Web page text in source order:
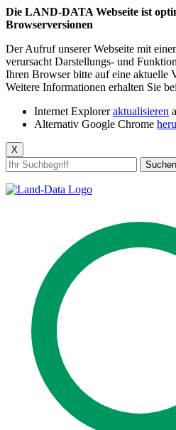
Die LAND-DATA Webseite ist
Browserversionen
Der Aufruf unserer Webseite mit
verursacht Darstellungs- und
Ihren Browser bitte auf eine aktuelle
Weitere Informationen erhalten Sie
Internet Exploreraktualisieren
Alternativ Google Chrome
X
Suchen